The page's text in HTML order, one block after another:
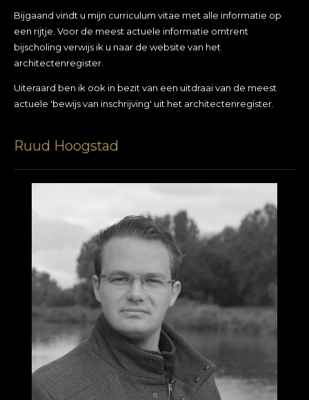
Bijgaand vindt u mijn curriculum vitae met alle informatie op
een rijtje. Voor de meest actuele informatie omtrent
bijscholing verwijs ik u naar de website van het
architectenregister.
Uiteraard ben ik ook in bezit van een uitdraai van de meest
actuele 'bewijs van inschrijving' uit het architectenregister.
Ruud Hoogstad